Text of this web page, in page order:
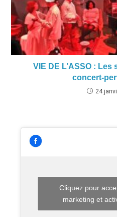
VIE DE L’ASSO :
concert-
24
Cliquez pour
marketing et